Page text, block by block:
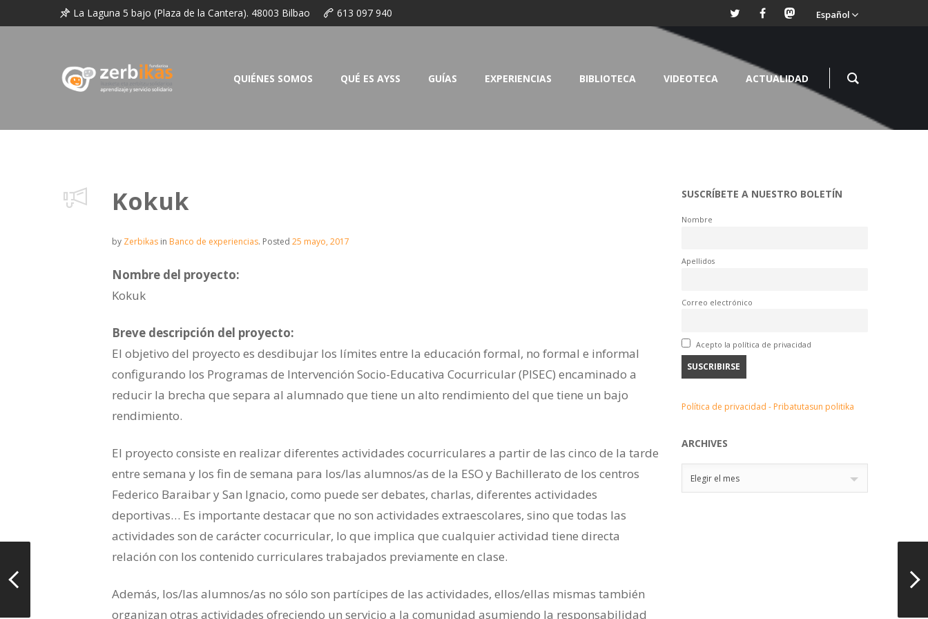
La Laguna 5 bajo (Plaza de la Cantera). 48003 Bilbao 613 097 940 Español
QUIÉNES SOMOS QUÉ ES AYSS GUÍAS EXPERIENCIAS BIBLIOTECA VIDEOTECA ACTUALIDAD
Kokuk
by Zerbikas in Banco de experiencias. Posted 25 mayo, 2017
Nombre del proyecto:
Kokuk
Breve descripción del proyecto:
El objetivo del proyecto es desdibujar los límites entre la educación formal, no formal e informal
configurando los Programas de Intervención Socio-Educativa Cocurricular (PISEC) encaminado a
reducir la brecha que separa al alumnado que tiene un alto rendimiento del que tiene un bajo
rendimiento.
El proyecto consiste en realizar diferentes actividades cocurriculares a partir de las cinco de la tarde
entre semana y los fin de semana para los/las alumnos/as de la ESO y Bachillerato de los centros
Federico Baraibar y San Ignacio, como puede ser debates, charlas, diferentes actividades
deportivas… Es importante destacar que no son actividades extraescolares, sino que todas las
actividades son de carácter cocurricular, lo que implica que cualquier actividad tiene directa
relación con los contenido curriculares trabajados previamente en clase.
Además, los/las alumnos/as no sólo son partícipes de las actividades, ellos/ellas mismas también
organizan otras actividades ofreciendo un servicio a la comunidad asumiendo la responsabilidad
SUSCRÍBETE A NUESTRO BOLETÍN
Nombre
Apellidos
Correo electrónico
Acepto la política de privacidad
Política de privacidad - Pribatutasun politika
ARCHIVES
Elegir el mes